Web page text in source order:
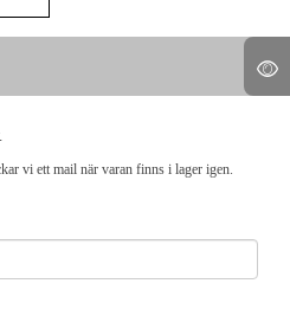
vi ett mail när varan finns i lager igen.